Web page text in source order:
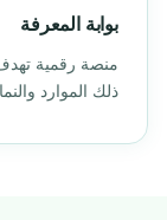
بوابة المعرفة
منصة رقمية تهدف
ذلك الموارد